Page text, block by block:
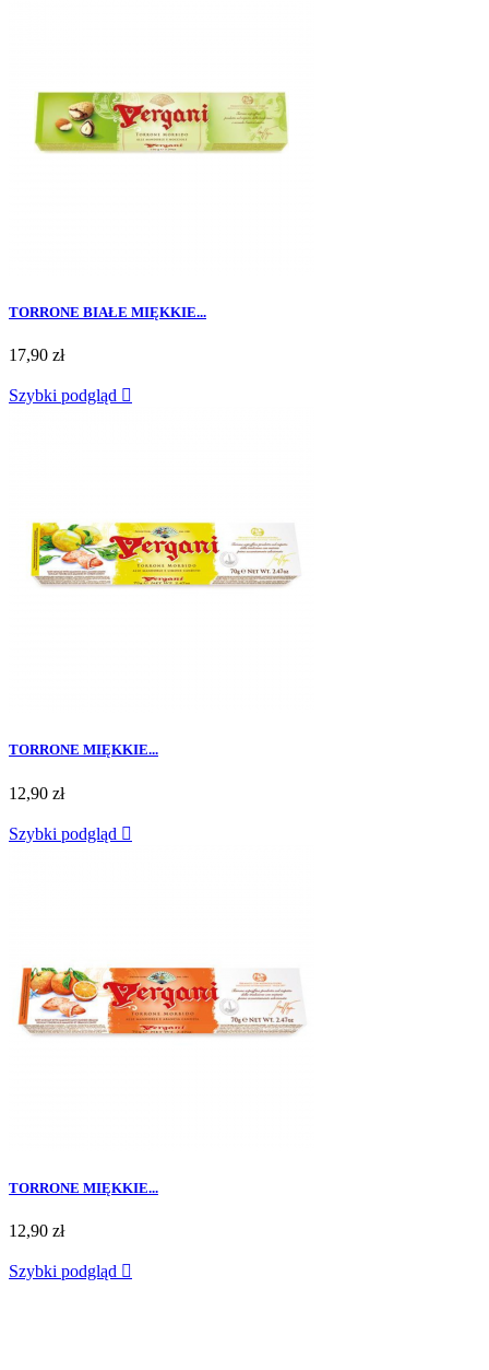
TORRONE BIAŁE MIĘKKIE...
17,90 zł
Szybki podgląd 
TORRONE MIĘKKIE...
12,90 zł
Szybki podgląd 
TORRONE MIĘKKIE...
12,90 zł
Szybki podgląd 